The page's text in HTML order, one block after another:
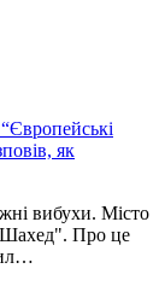
“Європейські
як
вибухи. Місто
"Шахед". Про це